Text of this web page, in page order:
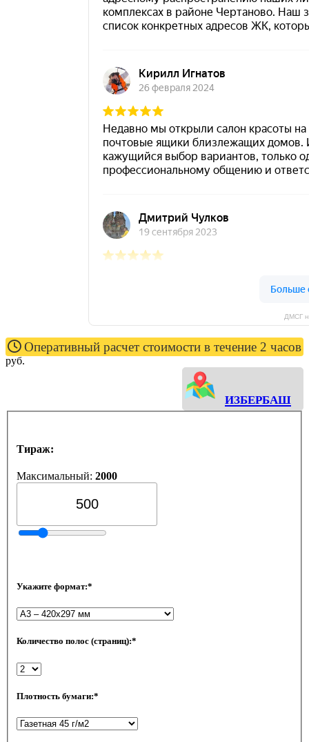
ДМСГ
Оперативный расчет стоимости в течение 2 часов
руб.
Избербаш
Тираж:
Максимальный: 2000
Укажите формат:*
Количество полос (страниц):*
Плотность бумаги:*